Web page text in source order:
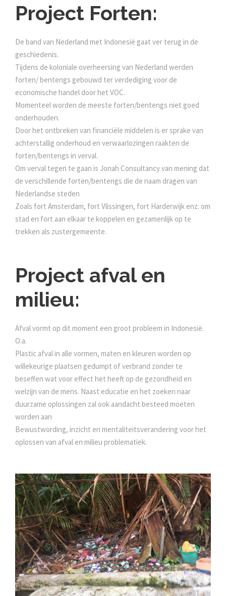
Project Forten:
De band van Nederland met Indonesië gaat ver terug in de
geschiedenis.
Tijdens de koloniale overheersing van Nederland werden
forten/ bentengs gebouwd ter verdediging voor de
economische handel door het VOC.
Momenteel worden de meeste forten/bentengs niet goed
onderhouden.
Door het ontbreken van financiële middelen is er sprake van
achterstallig onderhoud en verwaarlozingen raakten de
forten/bentengs in verval.
Om verval tegen te gaan is Jonah Consultancy van mening dat
de verschillende forten/bentengs die de naam dragen van
Nederlandse steden
Zoals fort Amsterdam, fort Vlissingen, fort Harderwijk enz. om
stad en fort aan elkaar te koppelen en gezamenlijk op te
trekken als zustergemeente.
Project afval en
milieu:
Afval vormt op dit moment een groot probleem in Indonesië.
O.a.
Plastic afval in alle vormen, maten en kleuren worden op
willekeurige plaatsen gedumpt of verbrand zonder te
beseffen wat voor effect het heeft op de gezondheid en
welzijn van de mens. Naast educatie en het zoeken naar
duurzame oplossingen zal ook aandacht besteed moeten
worden aan
Bewustwording, inzicht en mentaliteitsverandering voor het
oplossen van afval en milieu problematiek.